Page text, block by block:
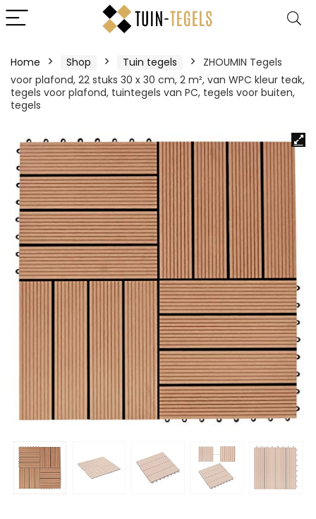
Home Shop Tuin tegels
ZHOUMIN Tegels
voor plafond, 22 stuks 30 x 30 cm, 2 m², van WPC kleur teak,
tegels voor plafond, tuintegels van PC, tegels voor buiten,
tegels